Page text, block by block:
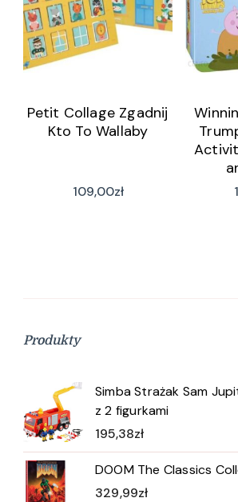
Petit Collage Zgadnij
Kto To Wallaby
109,00zł
Produkty
Simba Strażak Sam
z 2 figurkami
195,38zł
DOOM The Classics
329,99zł